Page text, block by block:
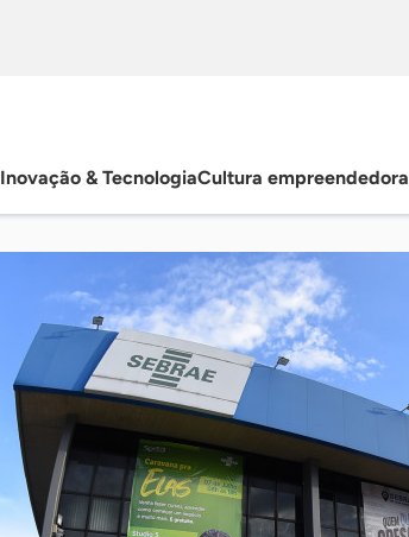
Inovação & TecnologiaCultura empreendedora